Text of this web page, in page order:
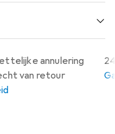
annulering
van retour